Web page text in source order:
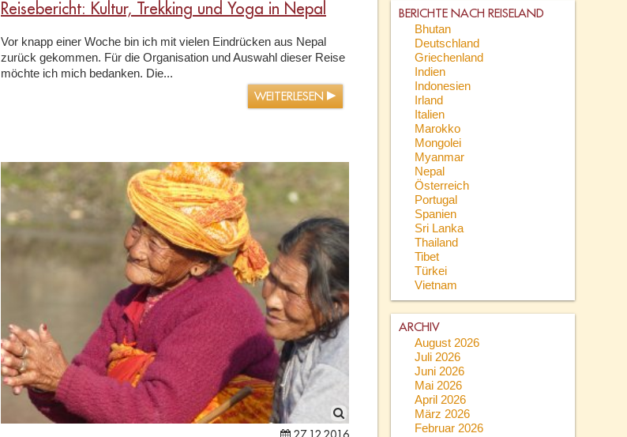
Reisebericht: Kultur, Trekking und Yoga in Nepal
Vor knapp einer Woche bin ich mit vielen Eindrücken aus Nepal
zurück gekommen. Für die Organisation und Auswahl dieser Reise
möchte ich mich bedanken. Die...
WEITERLESEN
BERICHTE NACH REISELAND
Bhutan
Deutschland
Griechenland
Indien
Indonesien
Irland
Italien
Marokko
Mongolei
Myanmar
Nepal
Österreich
Portugal
Spanien
Sri Lanka
Thailand
Tibet
Türkei
Vietnam
ARCHIV
August 2026
Juli 2026
Juni 2026
Mai 2026
April 2026
März 2026
Februar 2026